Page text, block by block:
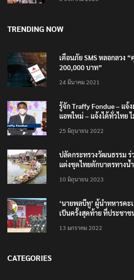
TRENDING NOW
เตือนภัย SMS หลอกลวง
200,000 บาท”
24 มีนาคม 2021
รู้จัก Traffy Fondue – แจ้
แอพใหม่ – แจ้งได้ทั่วไทย
25 มิถุนายน 2022
ปลัดกระทรวงวัฒนธรรม ร่
แต่งชุดไทยตักบาตรทางน้ำ
10 มิถุนายน 2023
‘นายพลบีทู’ ผู้นำทหารคะ
เป็นครั้งสุดท้าย ที่ประชา
13 มกราคม 2022
CATEGORIES